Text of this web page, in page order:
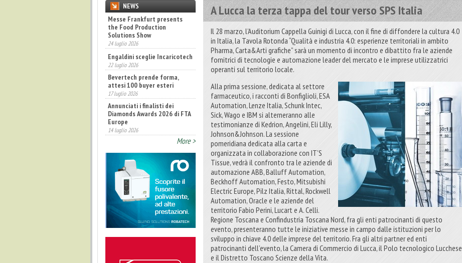
A Lucca la terza tappa del tour verso SPS Italia
Il 28 marzo, l’Auditorium Cappella Guinigi di Lucca, con il fine di diffondere la cultura 4.0
in Italia, la Tavola Rotonda “Qualità e industria 4.0: esperienze territoriali in ambito
Pharma, Carta&Arti grafiche” sarà un momento di incontro e dibattito fra le aziende
fornitrici di tecnologie e automazione leader del mercato e le imprese utilizzatrici
operanti sul territorio locale.
Alla prima sessione, dedicata al settore
farmaceutico, i racconti di Bonfiglioli, ESA
Automation, Lenze Italia, Schunk Intec,
Sick, Wago e IBM si alterneranno alle
testimonianze di Kedrion, Angelini, Eli Lilly,
Johnson&Johnson. La sessione
pomeridiana dedicata alla carta e
organizzata in collaborazione con IT’S
Tissue, vedrà il confronto tra le aziende di
automazione ABB, Balluff Automation,
Beckhoff Automation, Festo, Mitsubishi
Electric Europe, Pilz Italia, Rittal, Rockwell
Automation, Oracle e le aziende del
territorio Fabio Perini, Lucart e A. Celli.
Regione Toscana e Confindustria Toscana Nord, fra gli enti patrocinanti di questo
evento, presenteranno tutte le iniziative messe in campo dalle istituzioni per lo
sviluppo in chiave 4.0 delle imprese del territorio. Fra gli altri partner ed enti
patrocinanti dell’evento, la Camera di Commercio di Lucca, il Polo tecnologico Lucchese
e il Distretto Toscano Scienze della Vita.
NEWS
Messe Frankfurt presents
the Food Production
Solutions Show
24 luglio 2026
Engaldini sceglie Incaricotech
22 luglio 2026
Bevertech prende forma,
attesi 100 buyer esteri
17 luglio 2026
Annunciati i finalisti dei
Diamonds Awards 2026 di FTA
Europe
14 luglio 2026
Fatturato record per
l'industria cosmetica in Italia
10 luglio 2026
More >